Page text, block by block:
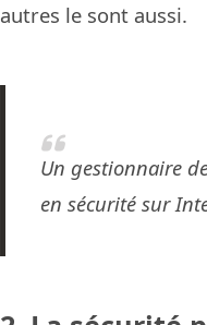
autres le sont aussi.
Un gestionnaire
en sécurité sur